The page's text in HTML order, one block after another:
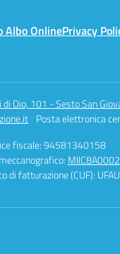
Albo OnlinePrivacy
di Dio, 101 - Sesto San
Posta elettronica
fiscale: 94581340158
MIIC8A0002
di fatturazione (CUF):